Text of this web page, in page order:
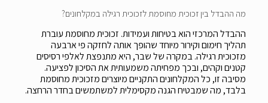
מה ההבדל בין זכוכית מחוסמת לזכוכית רגילה במקלחונים?
ההבדל המרכזי הוא בטיחות ועמידות. זכוכית מחוסמת עוברת
תהליך חימום וקירור מיוחד שהופך אותה לחזקה פי ארבעה
מזכוכית רגילה. במקרה של שבר, היא מתנפצת לאלפי רסיסים
קטנים וקהים, ובכך מפחיתה משמעותית את הסיכון לפציעה.
מסיבה זו, כל המקלחונים התקניים מיוצרים מזכוכית מחוסמת
בלבד, מה שמבטיח הגנה מקסימלית למשתמשים בחדר הרחצה.